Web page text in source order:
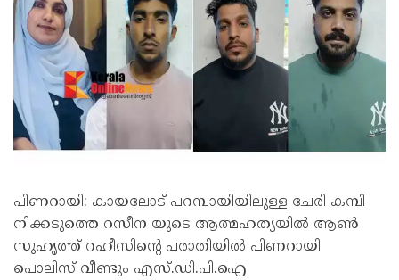
പിണറായി: കായലോട് പറമ്പായിയിലുള്ള ചേരി കമ്പി
നിക്കടുത്തെ റസീന യുടെ ആത്മഹത്യയിൽ ആൺ
സുഹൃത്ത് റഹീസിൻ്റെ പരാതിയിൽ പിണറായി
പൊലിസ് വീണ്ടും എസ്.ഡി.പി.ഐ